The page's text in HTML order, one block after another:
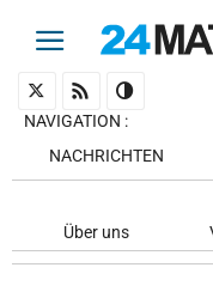
NAVIGATION :
NACHRICHTEN
Über uns